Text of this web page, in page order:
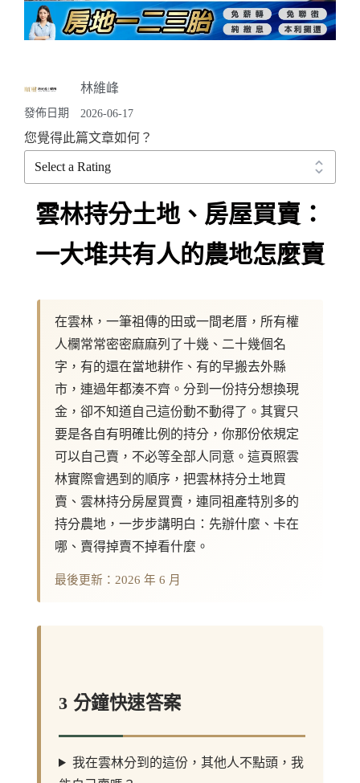
林維峰
發佈日期 2026-06-17
您覺得此篇文章如何？
雲林持分土地、房屋買賣：
一大堆共有人的農地怎麼賣
在雲林，一筆祖傳的田或一間老厝，所有權
人欄常常密密麻麻列了十幾、二十幾個名
字，有的還在當地耕作、有的早搬去外縣
市，連過年都湊不齊。分到一份持分想換現
金，卻不知道自己這份動不動得了。其實只
要是各自有明確比例的持分，你那份依規定
可以自己賣，不必等全部人同意。這頁照雲
林實際會遇到的順序，把雲林持分土地買
賣、雲林持分房屋買賣，連同祖產特別多的
持分農地，一步步講明白：先辦什麼、卡在
哪、賣得掉賣不掉看什麼。
最後更新：2026 年 6 月
3 分鐘快速答案
我在雲林分到的這份，其他人不點頭，我